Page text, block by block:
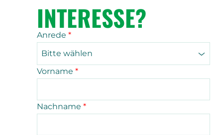
INTERESSE?
Anrede *
Bitte wählen
Vorname *
Nachname *